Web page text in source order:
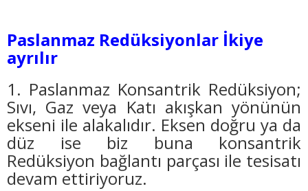
Paslanmaz Redüksiyonlar İkiye
ayrılır
1. Paslanmaz Konsantrik Redüksiyon;
Sıvı, Gaz veya Katı akışkan yönünün
ekseni ile alakalıdır. Eksen doğru ya da
düz ise biz buna konsantrik
Redüksiyon bağlantı parçası ile tesisatı
devam ettiriyoruz.